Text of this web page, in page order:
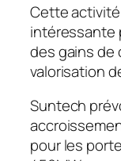
Cette
intéressante
des gains de
valorisation
Suntech
pour les